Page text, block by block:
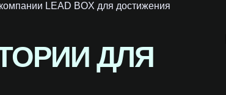
LEAD BOX для достижения
ДЛЯ